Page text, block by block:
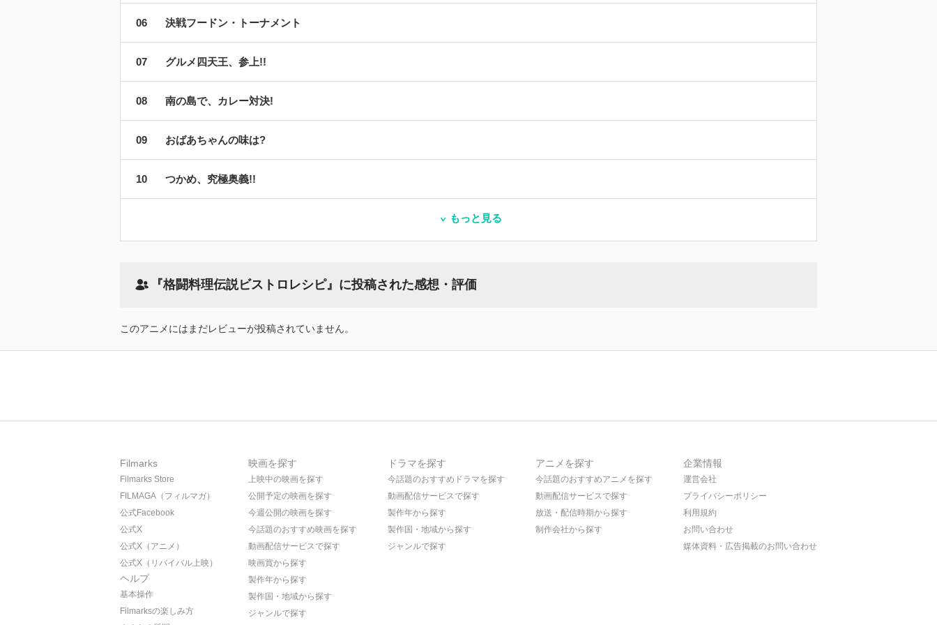
決戦フードン・トーナメント
グルメ四天王、参上!!
南の島で、カレー対決!
おばあちゃんの味は?
つかめ、究極奥義!!
もっと見る
『格闘料理伝説ビストロレシピ』に投稿された感想・評価
このアニメにはまだレビューが投稿されていません。
Filmarks
Filmarks Store
FILMAGA（フィルマガ）
公式Facebook
公式X
公式X（アニメ）
公式X（リバイバル上映）
ヘルプ
基本操作
Filmarksの楽しみ方
映画を探す
上映中の映画を探す
公開予定の映画を探す
今週公開の映画を探す
今話題のおすすめ映画を探す
動画配信サービスで探す
映画賞から探す
製作年から探す
製作国・地域から探す
ジャンルで探す
ドラマを探す
今話題のおすすめドラマを探す
動画配信サービスで探す
製作年から探す
製作国・地域から探す
ジャンルで探す
アニメを探す
今話題のおすすめアニメを探す
動画配信サービスで探す
放送・配信時期から探す
制作会社から探す
企業情報
運営会社
プライバシーポリシー
利用規約
お問い合わせ
媒体資料・広告掲載のお問い合わせ